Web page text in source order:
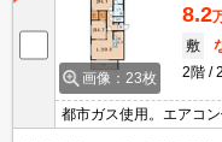
画像：23枚
8.2
敷
2階
都市ガス使用。エアコ
ターホン付き。宅配ボ